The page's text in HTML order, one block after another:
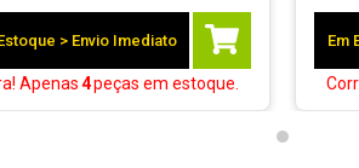
> Envio Imediato
Apenas4peças em estoque.
Em